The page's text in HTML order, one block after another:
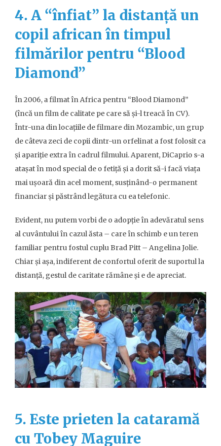
4. A “înfiat” la distanță un
copil african în timpul
filmărilor pentru “Blood
Diamond”
În 2006, a filmat în Africa pentru “Blood Diamond”
(încă un film de calitate pe care să și-l treacă în CV).
Într-una din locațiile de filmare din Mozambic, un grup
de câteva zeci de copii dintr-un orfelinat a fost folosit ca
și apariție extra în cadrul filmului. Aparent, DiCaprio s-a
atașat în mod special de o fetiță și a dorit să-i facă viața
mai ușoară din acel moment, susținând-o permanent
financiar și păstrând legătura cu ea telefonic.
Evident, nu putem vorbi de o adopție în adevăratul sens
al cuvântului în cazul ăsta – care în schimb e un teren
familiar pentru fostul cuplu Brad Pitt – Angelina Jolie.
Chiar și așa, indiferent de confortul oferit de suportul la
distanță, gestul de caritate rămâne și e de apreciat.
5. Este prieten la cataramă
cu Tobey Maguire